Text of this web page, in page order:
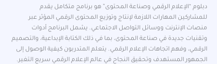
دبلوم “الإعلام الرقمي وصناعة المحتوى” هو برنامج متكامل يقدم
للمشاركين المهارات اللازمة لإنتاج وتوزيع المحتوى الرقمي المؤثر عبر
منصات الإنترنت ووسائل التواصل الاجتماعي. يشمل البرنامج أدوات
وتقنيات جديدة في صناعة المحتوى، بما في ذلك الكتابة الإبداعية، والتصميم
الرقمي، وفهم اتجاهات الإعلام الرقمي. يتعلم المتدربون كيفية الوصول إلى
الجمهور المستهدف وتحقيق النجاح في عالم الإعلام الرقمي سريع التغير.